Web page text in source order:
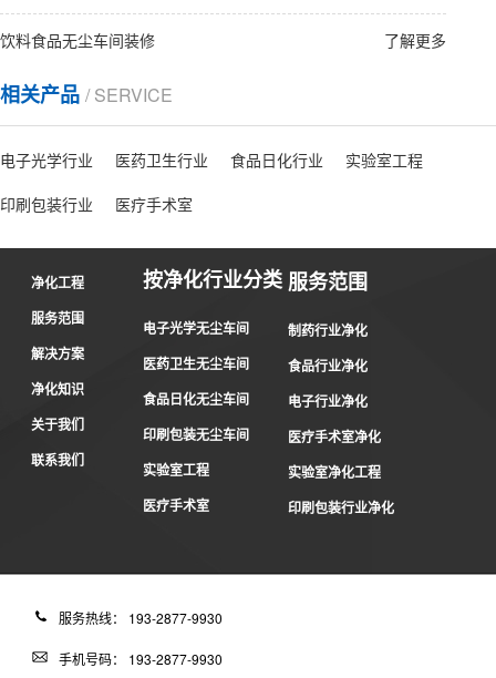
了解更多
饮料食品无尘车间装修
相关产品 / SERVICE
电子光学行业 医药卫生行业 食品日化行业
实验室工程
印刷包装行业
医疗手术室
净化工程
服务范围
解决方案
净化知识
关于我们
联系我们
按净化行业分类
电子光学无尘车间
医药卫生无尘车间
食品日化无尘车间
印刷包装无尘车间
实验室工程
医疗手术室
服务范围
制药行业净化
食品行业净化
电子行业净化
医疗手术室净化
实验室净化工程
印刷包装行业净化
服务热线： 193-2877-9930
手机号码： 193-2877-9930